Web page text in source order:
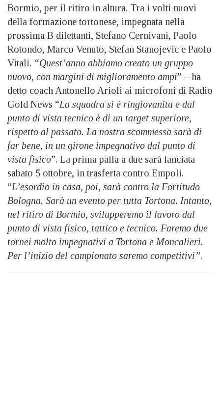
Bormio, per il ritiro in altura. Tra i volti nuovi
della formazione tortonese, impegnata nella
prossima B dilettanti, Stefano Cernivani, Paolo
Rotondo, Marco Venuto, Stefan Stanojevic e Paolo
Vitali. “Quest’anno abbiamo creato un gruppo
nuovo, con margini di miglioramento ampi” – ha
detto coach Antonello Arioli ai microfoni di Radio
Gold News “La squadra si è ringiovanita e dal
punto di vista tecnico è di un target superiore,
rispetto al passato. La nostra scommessa sarà di
far bene, in un girone impegnativo dal punto di
vista fisico”. La prima palla a due sarà lanciata
sabato 5 ottobre, in trasferta contro Empoli.
“L’esordio in casa, poi, sarà contro la Fortitudo
Bologna. Sarà un evento per tutta Tortona. Intanto,
nel ritiro di Bormio, svilupperemo il lavoro dal
punto di vista fisico, tattico e tecnico. Faremo due
tornei molto impegnativi a Tortona e Moncalieri.
Per l’inizio del campionato saremo competitivi”.